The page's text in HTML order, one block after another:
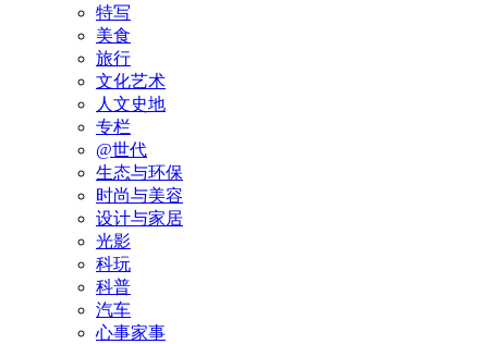
特写
美食
旅行
文化艺术
人文史地
专栏
@世代
生态与环保
时尚与美容
设计与家居
光影
科玩
科普
汽车
心事家事